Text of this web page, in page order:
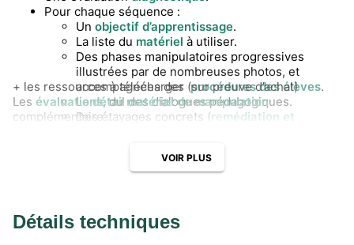
Pour chaque séquence :
Un objectif d’apprentissage.
La liste du matériel à utiliser.
Des phases manipulatoires progressives
illustrées par de nombreuses photos, et
accompagnées desprocédures des élèves.
Ledétaildes dialogues pédagogiques.
Des étayages concrets (remédiation et
prolongements: consignes, jeux (Maths à
jouer), albums (Maths à conter).
problèmes.
items évaluatifs
+ les ressources à télécharger (sur preuve d’achat)
Les évaluations, dumatériel de manipulation
complémentaire...
VOIR PLUS
Détails techniques